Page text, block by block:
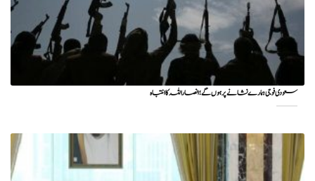
سعودی فوجی ہمارے نشانے پر ہوں گے؛ انصاراللہ کا انتباہ